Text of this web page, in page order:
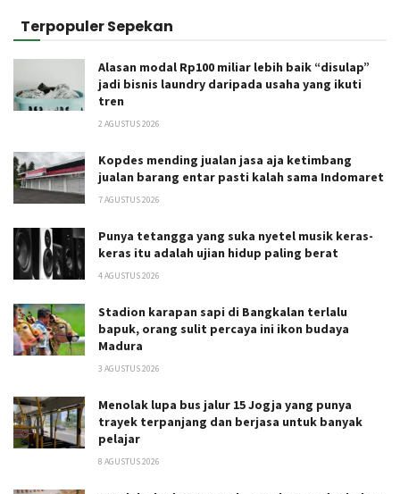
Terpopuler Sepekan
Alasan modal Rp100 miliar lebih baik “disulap”
jadi bisnis laundry daripada usaha yang ikuti
tren
2 AGUSTUS 2026
Kopdes mending jualan jasa aja ketimbang
jualan barang entar pasti kalah sama Indomaret
7 AGUSTUS 2026
Punya tetangga yang suka nyetel musik keras-
keras itu adalah ujian hidup paling berat
4 AGUSTUS 2026
Stadion karapan sapi di Bangkalan terlalu
bapuk, orang sulit percaya ini ikon budaya
Madura
3 AGUSTUS 2026
Menolak lupa bus jalur 15 Jogja yang punya
trayek terpanjang dan berjasa untuk banyak
pelajar
8 AGUSTUS 2026